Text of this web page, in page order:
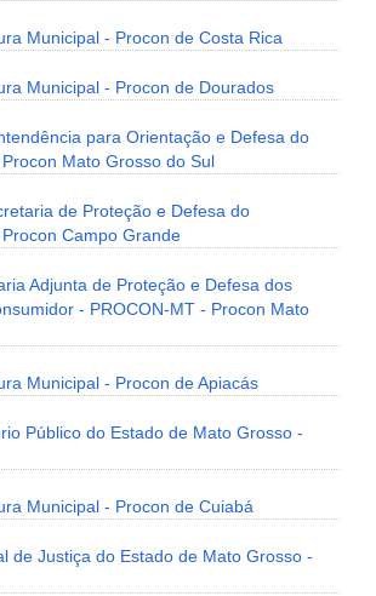
Municipal - Procon de Costa Rica
Municipal - Procon de Dourados
para Orientação e Defesa do
Mato Grosso do Sul
de Proteção e Defesa do
Campo Grande
Adjunta de Proteção e Defesa dos
- PROCON-MT - Procon Mato
Municipal - Procon de Apiacás
Público do Estado de Mato Grosso -
Municipal - Procon de Cuiabá
de Justiça do Estado de Mato Grosso -